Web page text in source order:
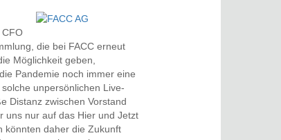
CFO
die bei FACC erneut
Möglichkeit geben,
Pandemie noch immer eine
unpersönlichen Live-
Distanz zwischen Vorstand
uns nur auf das Hier und Jetzt
könnten daher die Zukunft